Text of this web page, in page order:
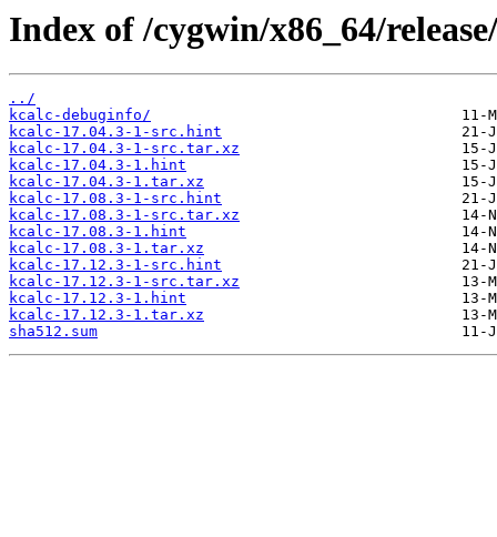
Index of /cygwin/x86_64/
../
kcalc-debuginfo/
kcalc-17.04.3-1-src.hint
kcalc-17.04.3-1-src.tar.xz
kcalc-17.04.3-1.hint
kcalc-17.04.3-1.tar.xz
kcalc-17.08.3-1-src.hint
kcalc-17.08.3-1-src.tar.xz
kcalc-17.08.3-1.hint
kcalc-17.08.3-1.tar.xz
kcalc-17.12.3-1-src.hint
kcalc-17.12.3-1-src.tar.xz
kcalc-17.12.3-1.hint
kcalc-17.12.3-1.tar.xz
sha512.sum